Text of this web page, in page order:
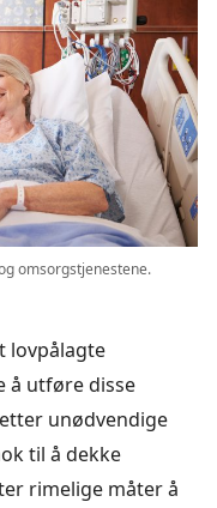
omsorgstjenestene.
lovpålagte
å utføre disse
unødvendige
til å dekke
rimelige måter å